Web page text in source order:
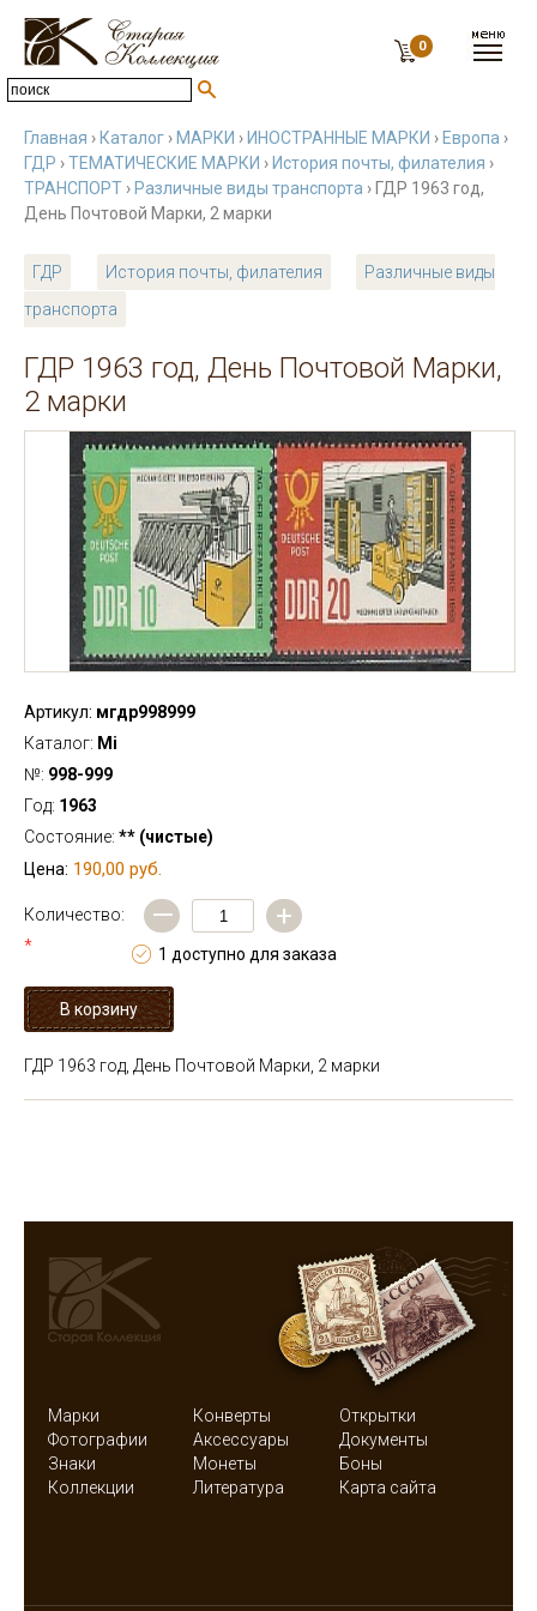
0
Главная › Каталог › МАРКИ › ИНОСТРАННЫЕ МАРКИ › Европа ›
ГДР ›ТЕМАТИЧЕСКИЕ МАРКИ › История почты, филателия ›
ТРАНСПОРТ › Различные виды транспорта › ГДР 1963 год,
День Почтовой Марки, 2 марки
ГДР История почты, филателия
Различные виды
транспорта
ГДР 1963 год, День Почтовой Марки,
2 марки
Артикул: мгдр998999
Каталог: Mi
№: 998-999
Год: 1963
Состояние: ** (чистые)
Цена: 190,00 руб.
Количество:
*
— +
1 доступно для заказа
ГДР 1963 год, День Почтовой Марки, 2 марки
Марки Конверты
Открытки
Фотографии
Аксессуары
Документы
Знаки
Монеты
Боны
Коллекции
Литература Карта сайта